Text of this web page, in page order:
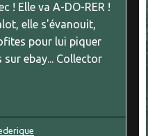
! Elle va A-DO-RER !
elle s'évanouit,
pour lui piquer
ebay... Collector